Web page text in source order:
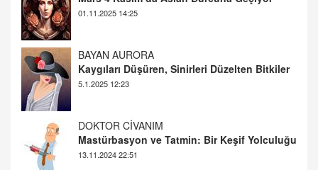
5.1.2025 12:23
13.11.2024 22:51